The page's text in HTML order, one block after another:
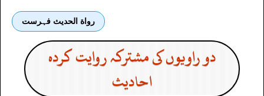
رواة الحديث فہرست
دو راویوں کی مشترکہ روایت کردہ
احادیث